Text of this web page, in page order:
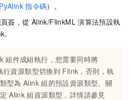
PyAlink 指令碼）。
頁簽，從 Alink/FlinkML 演算法預設執
組件成組執行，您需要同時將
行資源類型切換到 Flink，否則，執
型為 Alink 組的預設資源類型。關
Alink 組資源類型，詳情請參見